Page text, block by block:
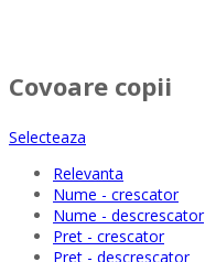
Covoare copii
Selecteaza
Relevanta
Nume - crescator
Nume - descrescator
Pret - crescator
Pret - descrescator